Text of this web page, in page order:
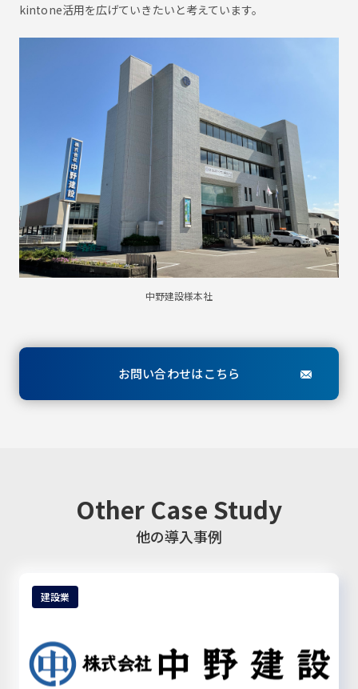
kintone活用を広げていきたいと考えています。
中野建設様本社
お問い合わせはこちら
Other Case Study
他の導入事例
建設業